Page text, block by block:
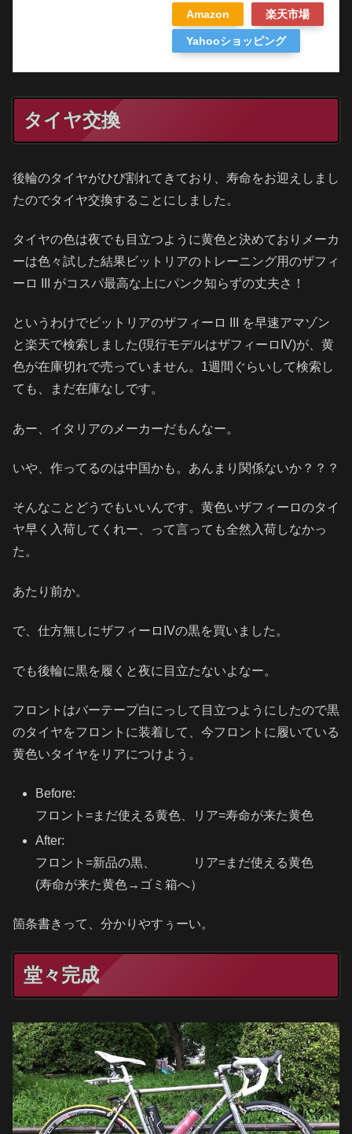
Amazon 楽天市場
Yahooショッピング
タイヤ交換
後輪のタイヤがひび割れてきており、寿命をお迎えしまし
たのでタイヤ交換することにしました。
タイヤの色は夜でも目立つように黄色と決めておりメーカ
ーは色々試した結果ビットリアのトレーニング用のザフィ
ーロ III がコスパ最高な上にパンク知らずの丈夫さ！
というわけでビットリアのザフィーロ III を早速アマゾン
と楽天で検索しました(現行モデルはザフィーロIV)が、黄
色が在庫切れで売っていません。1週間ぐらいして検索し
ても、まだ在庫なしです。
あー、イタリアのメーカーだもんなー。
いや、作ってるのは中国かも。あんまり関係ないか？？？
そんなことどうでもいいんです。黄色いザフィーロのタイ
ヤ早く入荷してくれー、って言っても全然入荷しなかっ
た。
あたり前か。
で、仕方無しにザフィーロIVの黒を買いました。
でも後輪に黒を履くと夜に目立たないよなー。
フロントはバーテープ白にっして目立つようにしたので黒
のタイヤをフロントに装着して、今フロントに履いている
黄色いタイヤをリアにつけよう。
Before:
フロント=まだ使える黄色、リア=寿命が来た黄色
After:
フロント=新品の黒、 リア=まだ使える黄色
(寿命が来た黄色→ゴミ箱へ）
箇条書きって、分かりやすぅーい。
堂々完成